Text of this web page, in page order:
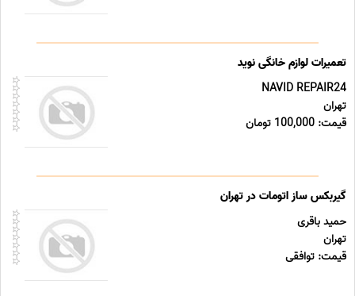
تعمیرات لوازم خانگی نوید
NAVID REPAIR24
تهران
قیمت: 100,000 تومان
گیربکس ساز اتومات در تهران
حمید باقری
تهران
قیمت: توافقی